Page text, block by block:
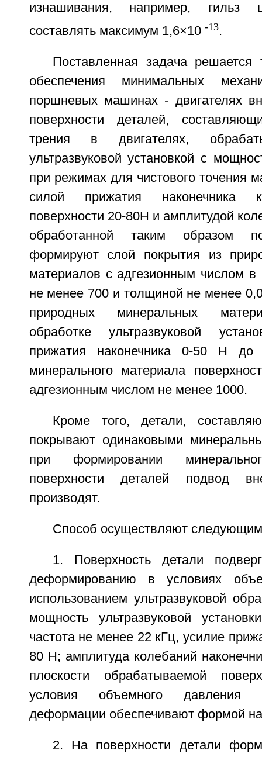
изнашивания, например, гильз
составлять максимум 1,6×10 -13.
Поставленная задача
обеспечения минимальных
поршневых машинах - двигателях
поверхности деталей,
трения в двигателях,
ультразвуковой установкой с
при режимах для чистового точения
силой прижатия наконечника
поверхности 20-80Н и амплитудой
обработанной таким образом
формируют слой покрытия из
материалов с адгезионным числом в
не менее 700 и толщиной не менее
природных минеральных
обработке ультразвуковой
прижатия наконечника 0-50 Н до
минерального материала
адгезионным числом не менее 1000.
Кроме того, детали,
покрывают одинаковыми
при формировании
поверхности деталей подвод
производят.
Способ осуществляют
1. Поверхность детали
деформированию в условиях
использованием ультразвуковой
мощность ультразвуковой
частота не менее 22 кГц, усилие
80 Н; амплитуда колебаний
плоскости обрабатываемой
условия объемного давления
деформации обеспечивают формой
2. На поверхности детали